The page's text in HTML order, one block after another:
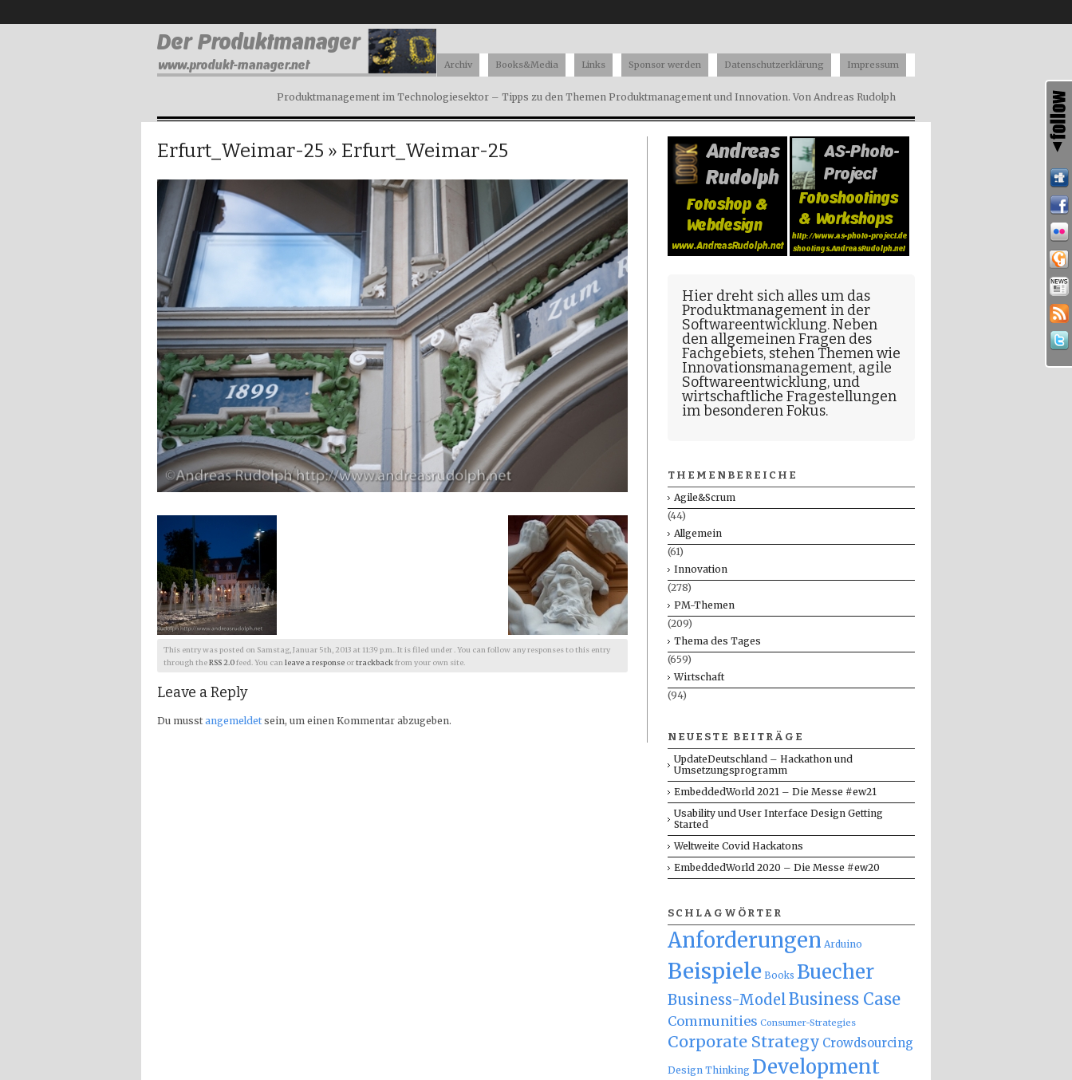
Produktmanagement im Technologiesektor – Tipps zu den Themen Produktmanagement und Innovation. Von Andreas Rudolph
Archiv Books&Media Links Sponsor werden Datenschutzerklärung Impressum
Erfurt_Weimar-25 » Erfurt_Weimar-25
This entry was posted on Samstag, Januar 5th, 2013 at 11:39 p.m.. It is filed under . You can follow any responses to this entry
through theRSS 2.0feed. You can leave a response ortrackbackfrom your own site.
Leave a Reply
Du musstangemeldetsein, um einen Kommentar abzugeben.
Hier dreht sich alles um das
Produktmanagement in der
Softwareentwicklung. Neben
den allgemeinen Fragen des
Fachgebiets, stehen Themen wie
Innovationsmanagement, agile
Softwareentwicklung, und
wirtschaftliche Fragestellungen
im besonderen Fokus.
THEMENBEREICHE
Agile&Scrum
(44)
Allgemein
(61)
Innovation
(278)
PM-Themen
(209)
Thema des Tages
(659)
Wirtschaft
(94)
NEUESTE BEITRÄGE
UpdateDeutschland – Hackathon und
Umsetzungsprogramm
EmbeddedWorld 2021 – Die Messe #ew21
Usability und User Interface Design Getting
Started
Weltweite Covid Hackatons
EmbeddedWorld 2020 – Die Messe #ew20
SCHLAGWÖRTER
Anforderungen Arduino
Beispiele Books Buecher
Business-Model Business Case
Communities Consumer-Strategies
Corporate Strategy Crowdsourcing
Design Thinking Development